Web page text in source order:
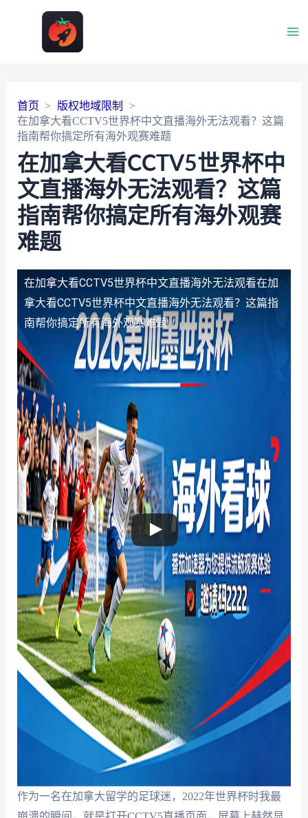
首页
版权地域限制
在加拿大看CCTV5世界杯中文直播海外无法观看？这篇
指南帮你搞定所有海外观赛难题
在加拿大看CCTV5世界杯中
文直播海外无法观看？这篇
指南帮你搞定所有海外观赛
难题
在加拿大看CCTV5世界杯中文直播海外无法观看在加
拿大看CCTV5世界杯中文直播海外无法观看？这篇指
南帮你搞定所有海外观赛难题
作为一名在加拿大留学的足球迷，2022年世界杯时我最